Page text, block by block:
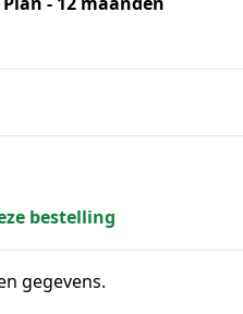
bestelling
gegevens.